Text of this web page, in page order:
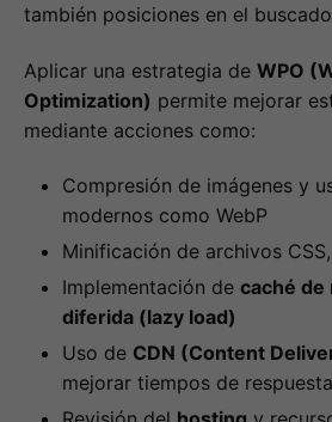
también posiciones en el
Aplicar una estrategia de WPO
Optimization) permite mejorar
mediante acciones como:
Compresión de imágenes y
modernos como WebP
Minificación de archivos
Implementación de caché de
diferida (lazy load)
Uso de CDN (Content
mejorar tiempos de respuesta